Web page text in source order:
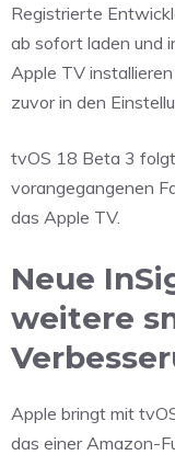
Registrierte
ab sofort laden und
Apple TV
zuvor in den
tvOS 18 Beta 3
vorangegangenen
das Apple TV.
Neue
weitere
Apple bringt mit
das einer Amazon-